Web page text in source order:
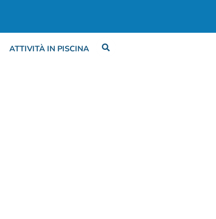
ATTIVITÀ IN PISCINA